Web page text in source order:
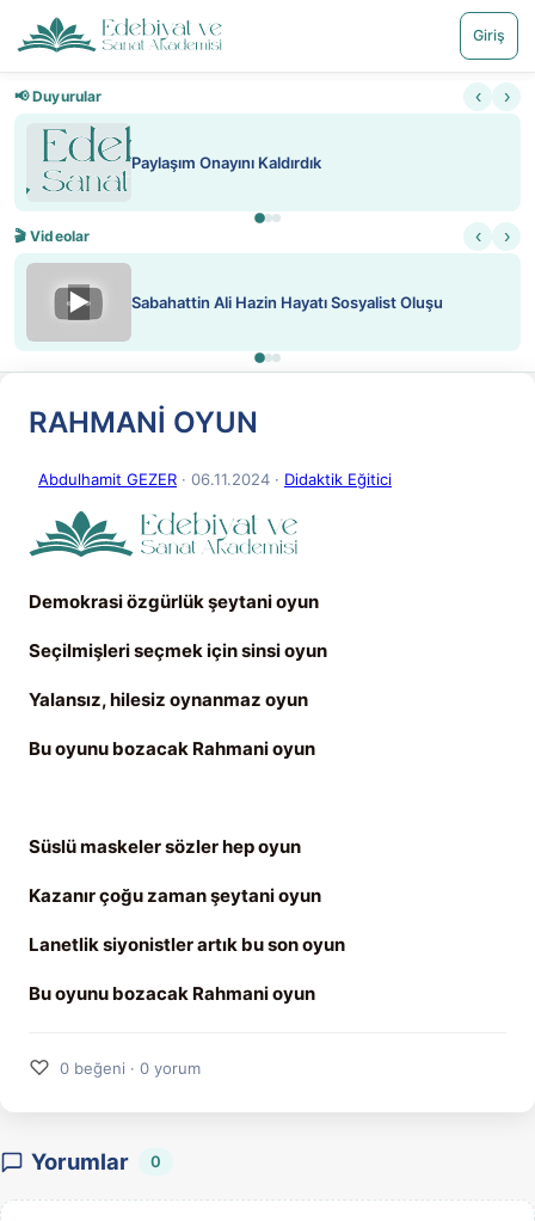
Giriş
📢 Duyurular ‹ ›
Paylaşım Onayını Kaldırdık
🎬 Videolar ‹ ›
▶ Sabahattin Ali Hazin Hayatı Sosyalist Oluşu
RAHMANİ OYUN
Abdulhamit GEZER · 06.11.2024 · Didaktik Eğitici
Demokrasi özgürlük şeytani oyun
Seçilmişleri seçmek için sinsi oyun
Yalansız, hilesiz oynanmaz oyun
Bu oyunu bozacak Rahmani oyun
Süslü maskeler sözler hep oyun
Kazanır çoğu zaman şeytani oyun
Lanetlik siyonistler artık bu son oyun
Bu oyunu bozacak Rahmani oyun
♡ 0 beğeni · 0 yorum
Yorumlar 0